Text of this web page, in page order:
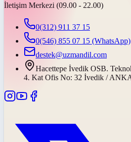
İletişim Merkezi (09.00 - 22.00)
0(312) 911 37 15
0(546) 855 07 15 (WhatsApp)
destek@uzmandil.com
Hacettepe İvedik OSB.
4. Kat Ofis No: 32 İvedik /